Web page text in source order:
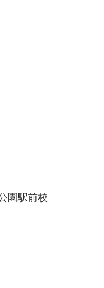
園駅前校